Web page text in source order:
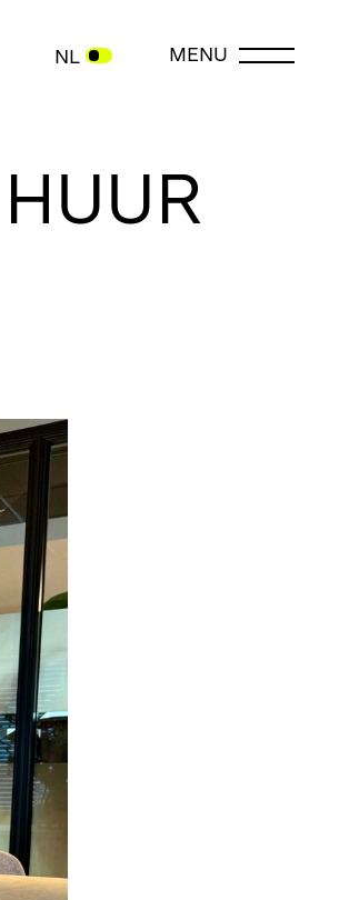
NL MENU